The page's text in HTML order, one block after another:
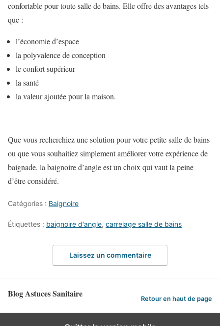
confortable pour toute salle de bains. Elle offre des avantages tels
que :
l’économie d’espace
la polyvalence de conception
le confort supérieur
la santé
la valeur ajoutée pour la maison.
Que vous recherchiez une solution pour votre petite salle de bains
ou que vous souhaitiez simplement améliorer votre expérience de
baignade, la baignoire d’angle est un choix qui vaut la peine
d’être considéré.
Catégories : Baignoire
Étiquettes : baignoire d'angle, carrelage salle de bains
Laissez un commentaire
Blog Astuces Sanitaire Retour en haut de page